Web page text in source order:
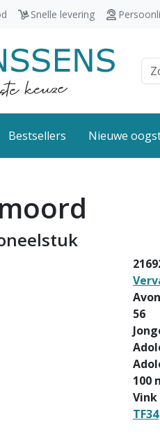
Snelle levering
Bestsellers Nieuwe
56
100
Vink
TF34